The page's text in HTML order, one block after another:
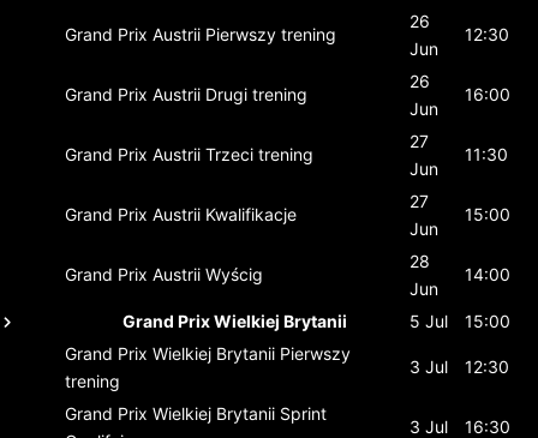
Grand Prix Austrii Pierwszy trening
26
Jun
12:30
Grand Prix Austrii Drugi trening
26
Jun
16:00
Grand Prix Austrii Trzeci trening
27
Jun
11:30
Grand Prix Austrii Kwalifikacje
27
Jun
15:00
Grand Prix Austrii Wyścig
28
Jun
14:00
Grand Prix Wielkiej Brytanii 5 Jul
15:00
Grand Prix Wielkiej Brytanii Pierwszy
trening
3 Jul 12:30
Grand Prix Wielkiej Brytanii Sprint
3 Jul 16:30